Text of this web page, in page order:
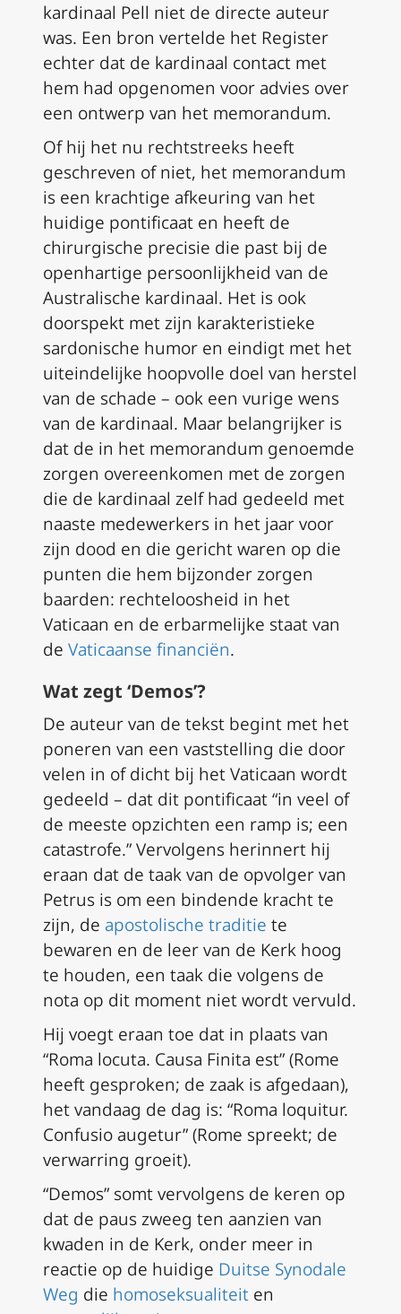
kardinaal Pell niet de directe auteur
was. Een bron vertelde het Register
echter dat de kardinaal contact met
hem had opgenomen voor advies over
een ontwerp van het memorandum.
Of hij het nu rechtstreeks heeft
geschreven of niet, het memorandum
is een krachtige afkeuring van het
huidige pontificaat en heeft de
chirurgische precisie die past bij de
openhartige persoonlijkheid van de
Australische kardinaal. Het is ook
doorspekt met zijn karakteristieke
sardonische humor en eindigt met het
uiteindelijke hoopvolle doel van herstel
van de schade – ook een vurige wens
van de kardinaal. Maar belangrijker is
dat de in het memorandum genoemde
zorgen overeenkomen met de zorgen
die de kardinaal zelf had gedeeld met
naaste medewerkers in het jaar voor
zijn dood en die gericht waren op die
punten die hem bijzonder zorgen
baarden: rechteloosheid in het
Vaticaan en de erbarmelijke staat van
de Vaticaanse financiën.
Wat zegt ‘Demos’?
De auteur van de tekst begint met het
poneren van een vaststelling die door
velen in of dicht bij het Vaticaan wordt
gedeeld – dat dit pontificaat “in veel of
de meeste opzichten een ramp is; een
catastrofe.” Vervolgens herinnert hij
eraan dat de taak van de opvolger van
Petrus is om een bindende kracht te
zijn, de apostolische traditie te
bewaren en de leer van de Kerk hoog
te houden, een taak die volgens de
nota op dit moment niet wordt vervuld.
Hij voegt eraan toe dat in plaats van
“Roma locuta. Causa Finita est” (Rome
heeft gesproken; de zaak is afgedaan),
het vandaag de dag is: “Roma loquitur.
Confusio augetur” (Rome spreekt; de
verwarring groeit).
“Demos” somt vervolgens de keren op
dat de paus zweeg ten aanzien van
kwaden in de Kerk, onder meer in
reactie op de huidige Duitse Synodale
Weg die homoseksualiteit en